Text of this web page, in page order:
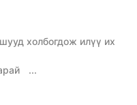
холбогдож илүү их
...